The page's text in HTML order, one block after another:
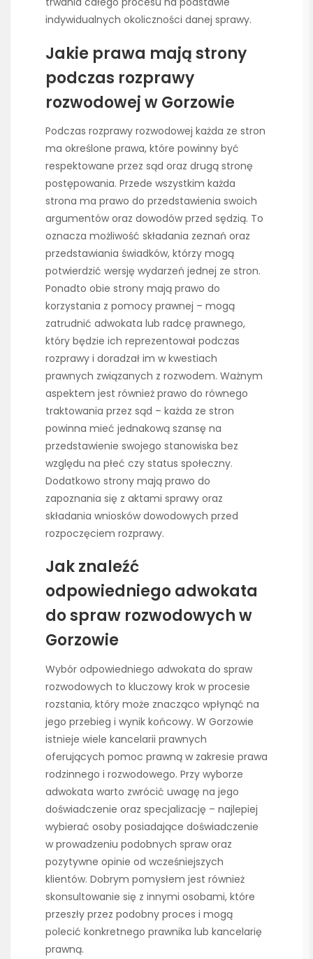
indywidualnych okoliczności danej sprawy.
Jakie prawa mają strony
podczas rozprawy
rozwodowej w Gorzowie
Podczas rozprawy rozwodowej każda ze stron
ma określone prawa, które powinny być
respektowane przez sąd oraz drugą stronę
postępowania. Przede wszystkim każda
strona ma prawo do przedstawienia swoich
argumentów oraz dowodów przed sędzią. To
oznacza możliwość składania zeznań oraz
przedstawiania świadków, którzy mogą
potwierdzić wersję wydarzeń jednej ze stron.
Ponadto obie strony mają prawo do
korzystania z pomocy prawnej – mogą
zatrudnić adwokata lub radcę prawnego,
który będzie ich reprezentował podczas
rozprawy i doradzał im w kwestiach
prawnych związanych z rozwodem. Ważnym
aspektem jest również prawo do równego
traktowania przez sąd – każda ze stron
powinna mieć jednakową szansę na
przedstawienie swojego stanowiska bez
względu na płeć czy status społeczny.
Dodatkowo strony mają prawo do
zapoznania się z aktami sprawy oraz
składania wniosków dowodowych przed
rozpoczęciem rozprawy.
Jak znaleźć
odpowiedniego adwokata
do spraw rozwodowych w
Gorzowie
Wybór odpowiedniego adwokata do spraw
rozwodowych to kluczowy krok w procesie
rozstania, który może znacząco wpłynąć na
jego przebieg i wynik końcowy. W Gorzowie
istnieje wiele kancelarii prawnych
oferujących pomoc prawną w zakresie prawa
rodzinnego i rozwodowego. Przy wyborze
adwokata warto zwrócić uwagę na jego
doświadczenie oraz specjalizację – najlepiej
wybierać osoby posiadające doświadczenie
w prowadzeniu podobnych spraw oraz
pozytywne opinie od wcześniejszych
klientów. Dobrym pomysłem jest również
skonsultowanie się z innymi osobami, które
przeszły przez podobny proces i mogą
polecić konkretnego prawnika lub kancelarię
prawną.